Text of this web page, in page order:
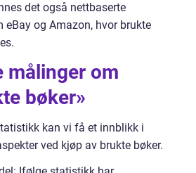
det også nettbaserte
eBay og Amazon, hvor brukte
målinger om
bøker»
kan vi få et innblikk i
ved kjøp av brukte bøker.